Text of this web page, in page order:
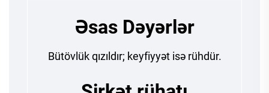
Əsas Dəyərlər
Bütövlük qızıldır; keyfiyyət isə rühdür.